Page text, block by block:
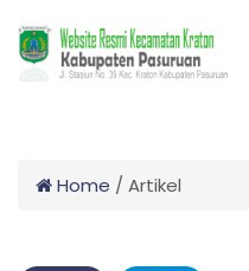
Home / Artikel